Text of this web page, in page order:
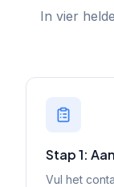
In vier
Stap 1:
Vul het